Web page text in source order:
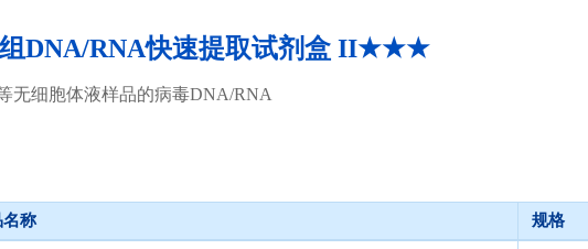
组DNA/RNA快速提取试剂盒 II★★★
无细胞体液样品的病毒DNA/RNA
名称 规格